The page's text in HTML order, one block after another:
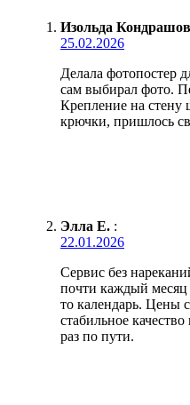
Изольда
25.02.2026
Делала фотопостер
сам выбирал фото.
Крепление на стену
крючки, пришлось
Элла Е. :
22.01.2026
Сервис без
почти каждый месяц
то календарь. Цены
стабильное
раз по пути.